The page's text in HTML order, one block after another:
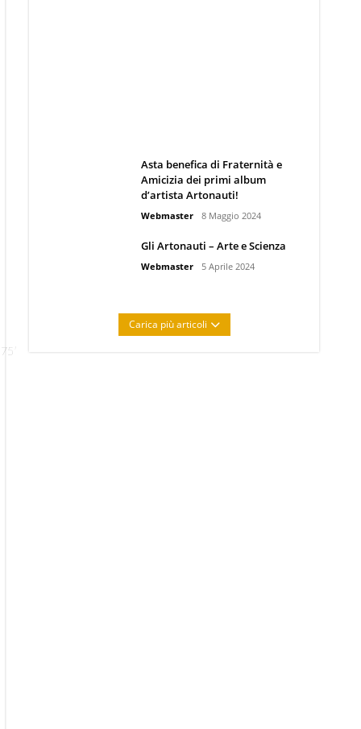
Asta benefica di Fraternità e
Amicizia dei primi album
d’artista Artonauti!
Webmaster 8 Maggio 2024
Gli Artonauti – Arte e Scienza
Webmaster 5 Aprile 2024
Carica più articoli